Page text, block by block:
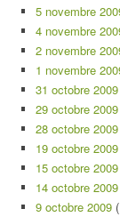
5 novembre
4 novembre
2 novembre
1 novembre
31 octobre 2009
29 octobre 2009
28 octobre 2009
19 octobre 2009
15 octobre 2009
14 octobre 2009
9 octobre 2009